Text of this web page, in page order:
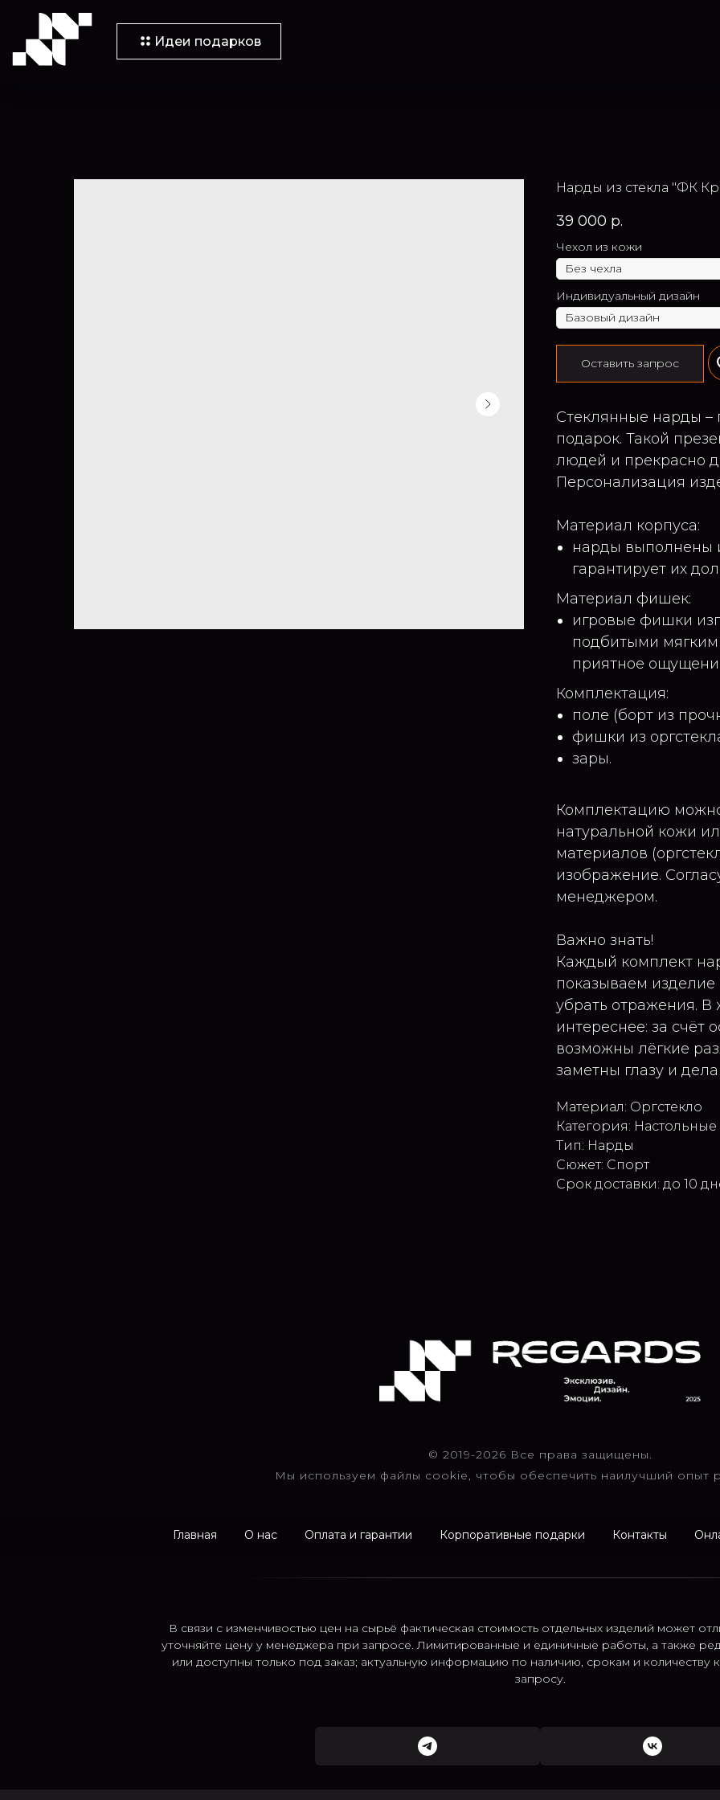
Идеи подарков
Нарды из стекла "ФК
39 000 р.
Чехол из кожи
Индивидуальный дизайн
Оставить запрос
Стеклянные нарды –
подарок. Такой
людей и прекрасно
Персонализация
Материал корпуса:
нарды выполнены
гарантирует их
Материал фишек:
игровые фишки
подбитыми мягким
приятное
Комплектация:
поле (борт из
фишки из
зары.
Комплектацию
натуральной кожи
материалов
изображение.
менеджером.
Важно знать!
Каждый комплект
показываем
убрать отражения.
интереснее: за счёт
возможны лёгкие
заметны глазу и
Материал: Оргстекло
Категория:
Тип: Нарды
Сюжет: Спорт
Срок доставки: до 10
© 2019-2026 Все права защищены.
Мы используем файлы cookie, чтобы обеспечить наилучший опыт
Главная О нас Оплата и гарантии Корпоративные подарки Контакты
В связи с изменчивостью цен на сырьё фактическая стоимость отдельных изделий может
уточняйте цену у менеджера при запросе. Лимитированные и единичные работы, а также
или доступны только под заказ; актуальную информацию по наличию, срокам и количеству
запросу.